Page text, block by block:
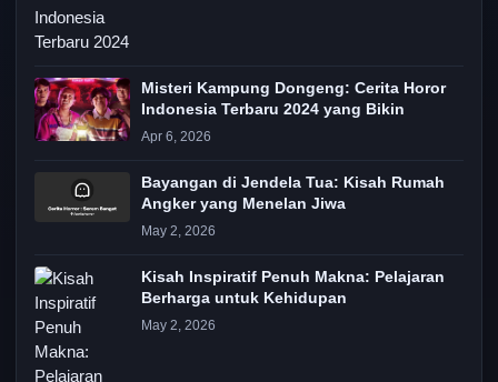
Misteri Kampung Dongeng: Cerita Horor
Indonesia Terbaru 2024 yang Bikin
Apr 6, 2026
Bayangan di Jendela Tua: Kisah Rumah
Angker yang Menelan Jiwa
May 2, 2026
Kisah Inspiratif Penuh Makna: Pelajaran
Berharga untuk Kehidupan
May 2, 2026